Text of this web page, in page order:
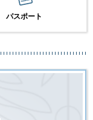
パスポート